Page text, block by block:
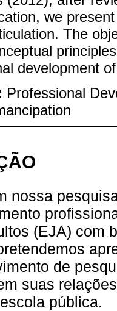
we
The
development
Professional
nossa
(EJA) com
de
suas
pública.